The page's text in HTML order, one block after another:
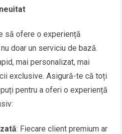
să ofere o experiență
doar un serviciu de bază.
mai personalizat, mai
exclusive. Asigură-te că toți
pentru a oferi o experiență
: Fiecare client premium ar